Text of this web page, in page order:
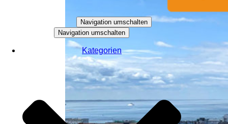
Navigation umschalten
Navigation umschalten
Kategorien